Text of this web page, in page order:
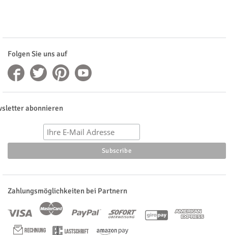
Folgen Sie uns auf
abonnieren
Zahlungsmöglichkeiten bei Partnern